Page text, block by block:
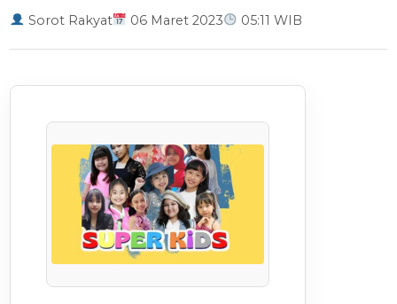
Sorot Rakyat 06 Maret 2023 05:11 WIB